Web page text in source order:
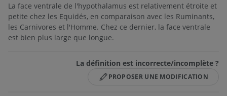
La face ventrale de l'hypothalamus est relativement étroite et
petite chez les Equidés, en comparaison avec les Ruminants,
les Carnivores et l'Homme. Chez ce dernier, la face ventrale
est bien plus large que longue.
La définition est incorrecte/incomplète ?
PROPOSER UNE MODIFICATION